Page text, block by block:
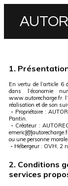
1.
En vertu de l’article
dans l’économie
www.autorecharge.fr
réalisation et de son
- Propriétaire :
Pantin.
- Créateur :
ou une personne morale.
- Hébergeur : OVH, 2
2. Conditions
services